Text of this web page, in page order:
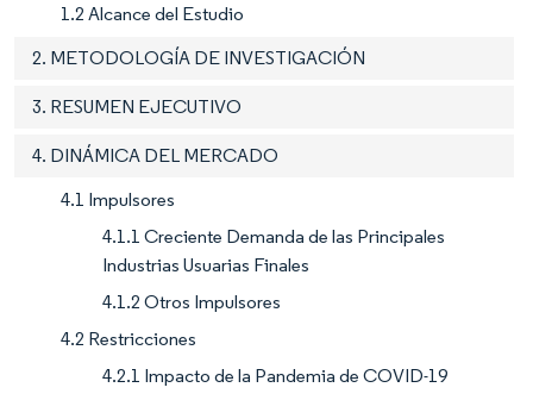
1.2 Alcance del Estudio
2. METODOLOGÍA DE INVESTIGACIÓN
3. RESUMEN EJECUTIVO
4. DINÁMICA DEL MERCADO
4.1 Impulsores
4.1.1 Creciente Demanda de las Principales
Industrias Usuarias Finales
4.1.2 Otros Impulsores
4.2 Restricciones
4.2.1 Impacto de la Pandemia de COVID-19